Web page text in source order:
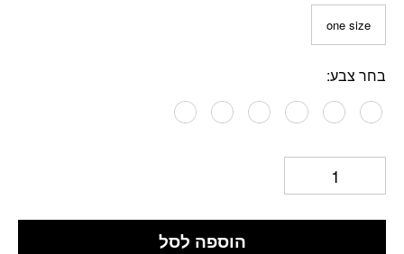
one size
בחר צבע
הוספה לסל